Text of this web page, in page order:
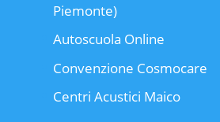
Piemonte)
Autoscuola Online
Convenzione Cosmocare
Centri Acustici Maico